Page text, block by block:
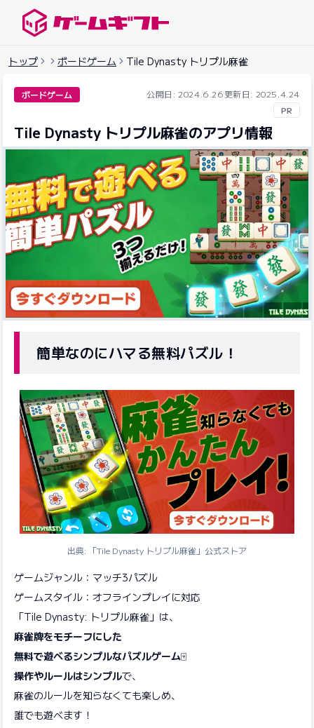
トップ ボードゲーム Tile Dynasty トリプル麻雀
ボードゲーム 公開日: 2024.6.26更新日: 2025.4.24
PR
Tile Dynasty トリプル麻雀のアプリ情報
簡単なのにハマる無料パズル！
出典: 「Tile Dynasty トリプル麻雀」公式ストア
ゲームジャンル：マッチ3パズル
ゲームスタイル：オフラインプレイに対応
「Tile Dynasty: トリプル麻雀」は、
麻雀牌をモチーフにした
無料で遊べるシンプルなパズルゲーム🀄
操作やルールはシンプルで、
麻雀のルールを知らなくても楽しめ、
誰でも遊べます！